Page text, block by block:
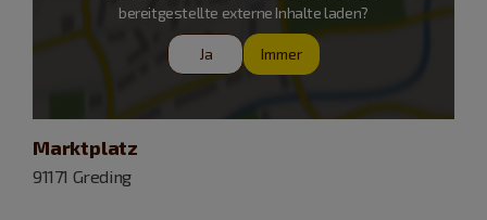
bereitgestellte externe Inhalte laden?
Ja Immer
Marktplatz
91171 Greding